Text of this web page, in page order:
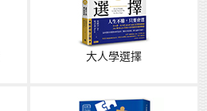
大人學選擇